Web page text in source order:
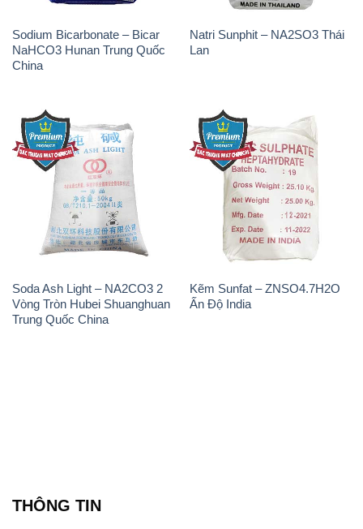
Sodium Bicarbonate – Bicar
NaHCO3 Hunan Trung Quốc
China
Natri Sunphit – NA2SO3 Thái
Lan
Soda Ash Light – NA2CO3 2
Vòng Tròn Hubei Shuanghuan
Trung Quốc China
Kẽm Sunfat – ZNSO4.7H2O
Ấn Độ India
THÔNG TIN